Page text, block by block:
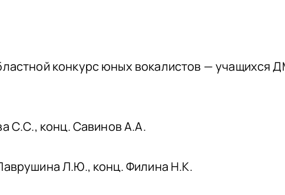
конкурс юных вокалистов —
С.С., конц. Савинов А.А.
Л.Ю., конц. Филина Н.К.